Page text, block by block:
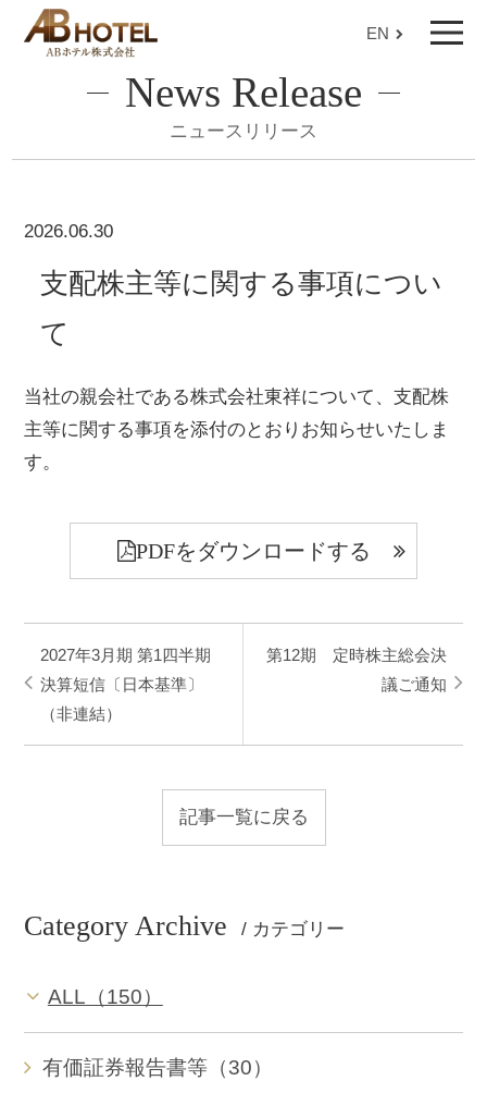
EN
News Release
ニュースリリース
2026.06.30
支配株主等に関する事項につい
て
当社の親会社である株式会社東祥について、支配株
主等に関する事項を添付のとおりお知らせいたしま
す。
PDFをダウンロードする
2027年3月期 第1四半期
決算短信〔日本基準〕
（非連結）
第12期 定時株主総会決
議ご通知
記事一覧に戻る
Category Archive / カテゴリー
ALL（150）
有価証券報告書等（30）